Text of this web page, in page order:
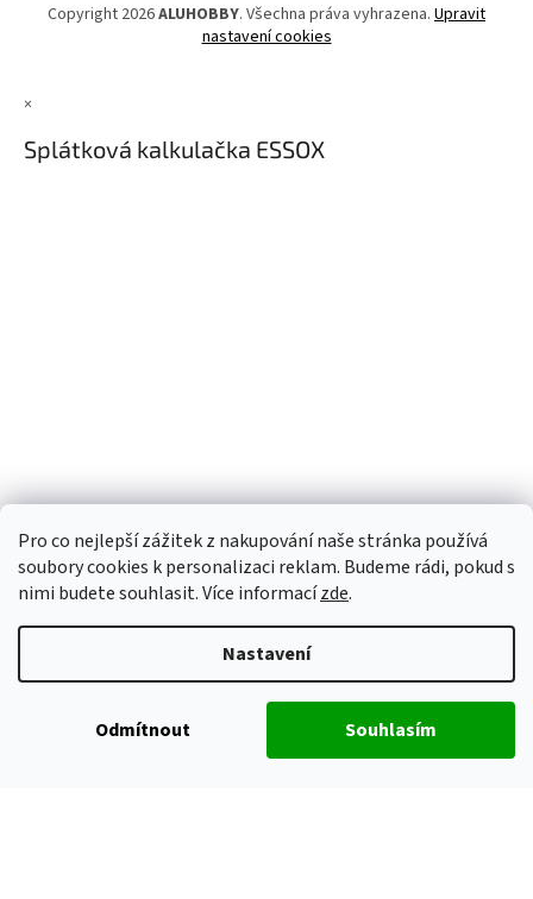
Pro co nejlepší zážitek z nakupování naše stránka používá
soubory cookies k personalizaci reklam. Budeme rádi, pokud s
nimi budete souhlasit. Více informacízde.
Nastavení
Odmítnout Souhlasím
Copyright 2026ALUHOBBY. Všechna práva vyhrazena. Upravit
nastavení cookies
×
Splátková kalkulačka ESSOX